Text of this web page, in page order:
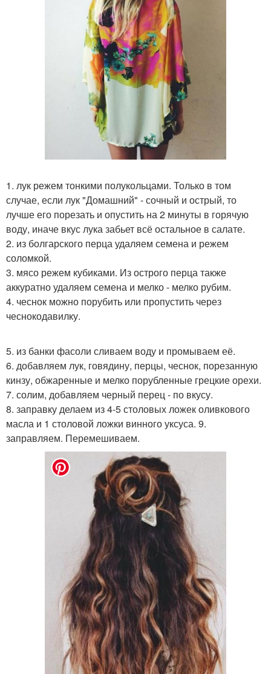
1. лук режем тонкими полукольцами. Только в том
случае, если лук "Домашний" - сочный и острый, то
лучше его порезать и опустить на 2 минуты в горячую
воду, иначе вкус лука забьет всё остальное в салате.
2. из болгарского перца удаляем семена и режем
соломкой.
3. мясо режем кубиками. Из острого перца также
аккуратно удаляем семена и мелко - мелко рубим.
4. чеснок можно порубить или пропустить через
чеснокодавилку.
5. из банки фасоли сливаем воду и промываем её.
6. добавляем лук, говядину, перцы, чеснок, порезанную
кинзу, обжаренные и мелко порубленные грецкие орехи.
7. солим, добавляем черный перец - по вкусу.
8. заправку делаем из 4-5 столовых ложек оливкового
масла и 1 столовой ложки винного уксуса. 9.
заправляем. Перемешиваем.